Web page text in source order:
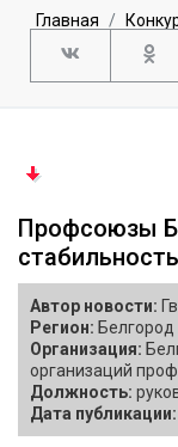
Главная
Профсоюзы
Автор новости:
Регион: Белгород
Организация:
организаций
Должность:
Дата публикации: